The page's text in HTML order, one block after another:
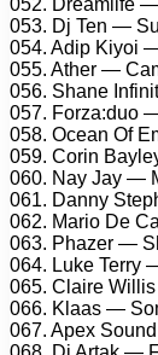
053. Dj Ten —
054. Adip Kiyoi
055. Ather —
056. Shane
057. Forza:duo
058. Ocean Of
059. Corin
060. Nay Jay —
061. Danny
062. Mario De
063. Phazer —
064. Luke Terry
065. Claire
066. Klaas —
067. Apex